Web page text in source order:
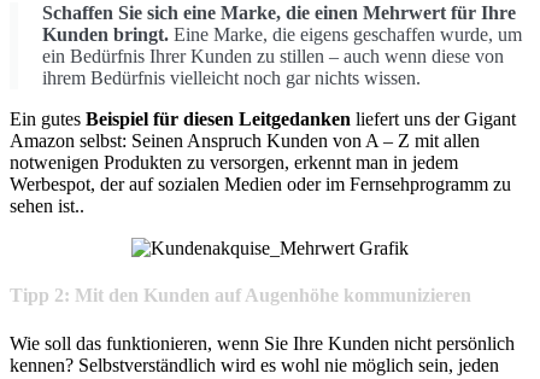
Schaffen Sie sich eine Marke, die einen Mehrwert für Ihre
Kunden bringt. Eine Marke, die eigens geschaffen wurde, um
ein Bedürfnis Ihrer Kunden zu stillen – auch wenn diese von
ihrem Bedürfnis vielleicht noch gar nichts wissen.
Ein gutes Beispiel für diesen Leitgedanken liefert uns der Gigant
Amazon selbst: Seinen Anspruch Kunden von A – Z mit allen
notwenigen Produkten zu versorgen, erkennt man in jedem
Werbespot, der auf sozialen Medien oder im Fernsehprogramm zu
sehen ist..
Tipp 2: Mit den Kunden auf Augenhöhe kommunizieren
Wie soll das funktionieren, wenn Sie Ihre Kunden nicht persönlich
kennen? Selbstverständlich wird es wohl nie möglich sein, jeden